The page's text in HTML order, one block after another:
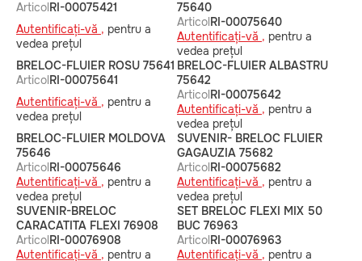
ArticolRI-00075421
Autentificați-vă , pentru a
vedea prețul
75640
ArticolRI-00075640
Autentificați-vă , pentru a
vedea prețul
BRELOC-FLUIER ROSU 75641
ArticolRI-00075641
Autentificați-vă , pentru a
vedea prețul
BRELOC-FLUIER ALBASTRU
75642
ArticolRI-00075642
Autentificați-vă , pentru a
vedea prețul
BRELOC-FLUIER MOLDOVA
75646
ArticolRI-00075646
Autentificați-vă , pentru a
vedea prețul
SUVENIR- BRELOC FLUIER
GAGAUZIA 75682
ArticolRI-00075682
Autentificați-vă , pentru a
vedea prețul
SUVENIR-BRELOC
CARACATITA FLEXI 76908
ArticolRI-00076908
Autentificați-vă , pentru a
SET BRELOC FLEXI MIX 50
BUC 76963
ArticolRI-00076963
Autentificați-vă , pentru a